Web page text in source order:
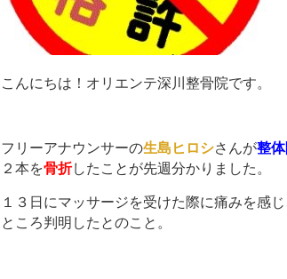
こんにちは！オリエンテ深川整骨院です。
フリーアナウンサーの生島ヒロシさんが整
２本を骨折したことが先週分かりました。
１３日にマッサージを受けた際に痛みを感
ところ判明したとのこと。